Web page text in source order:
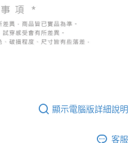
顯示電腦版詳細說明
客服